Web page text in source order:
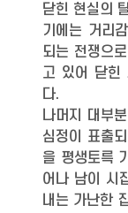
닫힌 현실의
기에는 거리
되는 전쟁으
고 있어 닫힌
다.
나머지 대부
심정이 표출
을 평생토륵
어나 남이 시
내는 가난한